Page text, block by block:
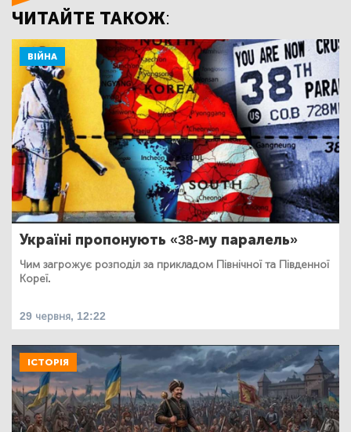
ЧИТАЙТЕ ТАКОЖ:
ВІЙНА
Україні пропонують «38-му паралель»
Чим загрожує розподіл за прикладом Північної та Південної
Кореї.
29 червня, 12:22
ІСТОРІЯ